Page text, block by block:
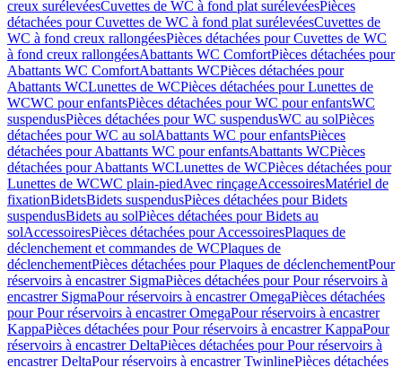
creux surélevéesCuvettes de WC à fond plat surélevéesPièces
détachées pour Cuvettes de WC à fond plat surélevéesCuvettes de
WC à fond creux rallongéesPièces détachées pour Cuvettes de WC
à fond creux rallongéesAbattants WC ComfortPièces détachées pour
Abattants WC ComfortAbattants WCPièces détachées pour
Abattants WCLunettes de WCPièces détachées pour Lunettes de
WCWC pour enfantsPièces détachées pour WC pour enfantsWC
suspendusPièces détachées pour WC suspendusWC au solPièces
détachées pour WC au solAbattants WC pour enfantsPièces
détachées pour Abattants WC pour enfantsAbattants WCPièces
détachées pour Abattants WCLunettes de WCPièces détachées pour
Lunettes de WCWC plain-piedAvec rinçageAccessoiresMatériel de
fixationBidetsBidets suspendusPièces détachées pour Bidets
suspendusBidets au solPièces détachées pour Bidets au
solAccessoiresPièces détachées pour AccessoiresPlaques de
déclenchement et commandes de WCPlaques de
déclenchementPièces détachées pour Plaques de déclenchementPour
réservoirs à encastrer SigmaPièces détachées pour Pour réservoirs à
encastrer SigmaPour réservoirs à encastrer OmegaPièces détachées
pour Pour réservoirs à encastrer OmegaPour réservoirs à encastrer
KappaPièces détachées pour Pour réservoirs à encastrer KappaPour
réservoirs à encastrer DeltaPièces détachées pour Pour réservoirs à
encastrer DeltaPour réservoirs à encastrer TwinlinePièces détachées